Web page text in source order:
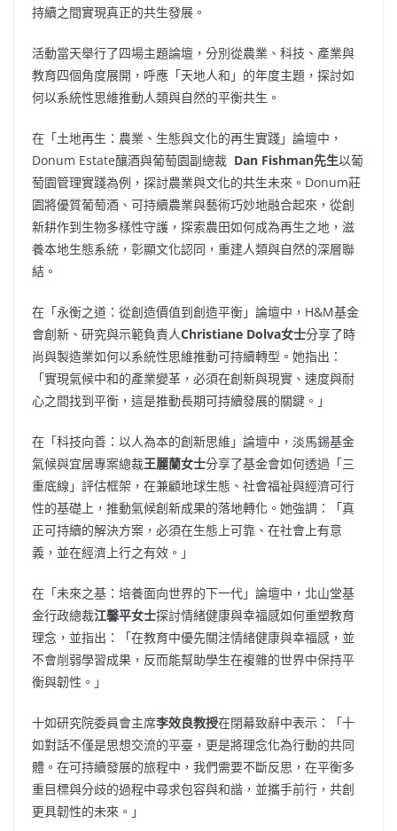
持續之間實現真正的共生發展。
活動當天舉行了四場主題論壇，分別從農業、科技、產業與
教育四個角度展開，呼應「天地人和」的年度主題，探討如
何以系統性思維推動人類與自然的平衡共生。
在「土地再生：農業、生態與文化的再生實踐」論壇中，
Donum Estate釀酒與葡萄園副總裁 Dan Fishman先生以葡
萄園管理實踐為例，探討農業與文化的共生未來。Donum莊
園將優質葡萄酒、可持續農業與藝術巧妙地融合起來，從創
新耕作到生物多樣性守護，探索農田如何成為再生之地，滋
養本地生態系統，彰顯文化認同，重建人類與自然的深層聯
結。
在「永衡之道：從創造價值到創造平衡」論壇中，H&M基金
會創新、研究與示範負責人Christiane Dolva女士分享了時
尚與製造業如何以系統性思維推動可持續轉型。她指出：
「實現氣候中和的產業變革，必須在創新與現實、速度與耐
心之間找到平衡，這是推動長期可持續發展的關鍵。」
在「科技向善：以人為本的創新思維」論壇中，淡馬錫基金
氣候與宜居專案總裁王麗蘭女士分享了基金會如何透過「三
重底線」評估框架，在兼顧地球生態、社會福祉與經濟可行
性的基礎上，推動氣候創新成果的落地轉化。她強調：「真
正可持續的解決方案，必須在生態上可靠、在社會上有意
義，並在經濟上行之有效。」
在「未來之基：培養面向世界的下一代」論壇中，北山堂基
金行政總裁江馨平女士探討情緒健康與幸福感如何重塑教育
理念，並指出：「在教育中優先關注情緒健康與幸福感，並
不會削弱學習成果，反而能幫助學生在複雜的世界中保持平
衡與韌性。」
十如研究院委員會主席李效良教授在閉幕致辭中表示：「十
如對話不僅是思想交流的平臺，更是將理念化為行動的共同
體。在可持續發展的旅程中，我們需要不斷反思，在平衡多
重目標與分歧的過程中尋求包容與和諧，並攜手前行，共創
更具韌性的未來。」